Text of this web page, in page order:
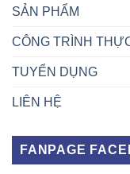
SẢN PHẨM
CÔNG TRÌNH
TUYỂN DỤNG
LIÊN HỆ
FANPAGE